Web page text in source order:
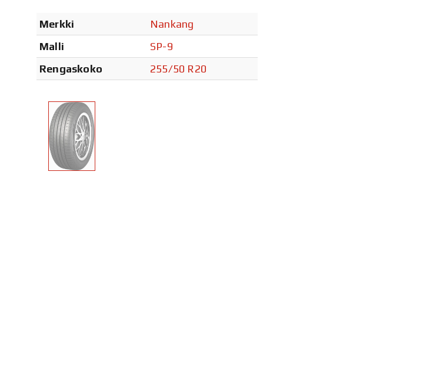
Merkki
Nankang
Malli
SP-9
Rengaskoko
255/50 R20